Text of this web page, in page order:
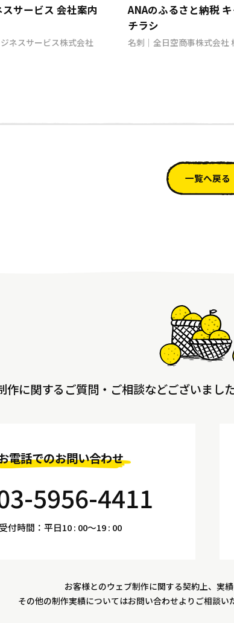
サービス 会社案内
ネスサービス株式会社
ANAのふるさと納税
チラシ
名刺｜全日空商事株式会社
一覧へ戻る
作に関する ご質問・ご相談などございました
電話でのお問い合わせ
5956-4411
付時間：平日10 : 00～19 : 00
お客様とのウェブ制作に関する契約上、 実
その他の制作実績についてはお問い合わせより ご相談い